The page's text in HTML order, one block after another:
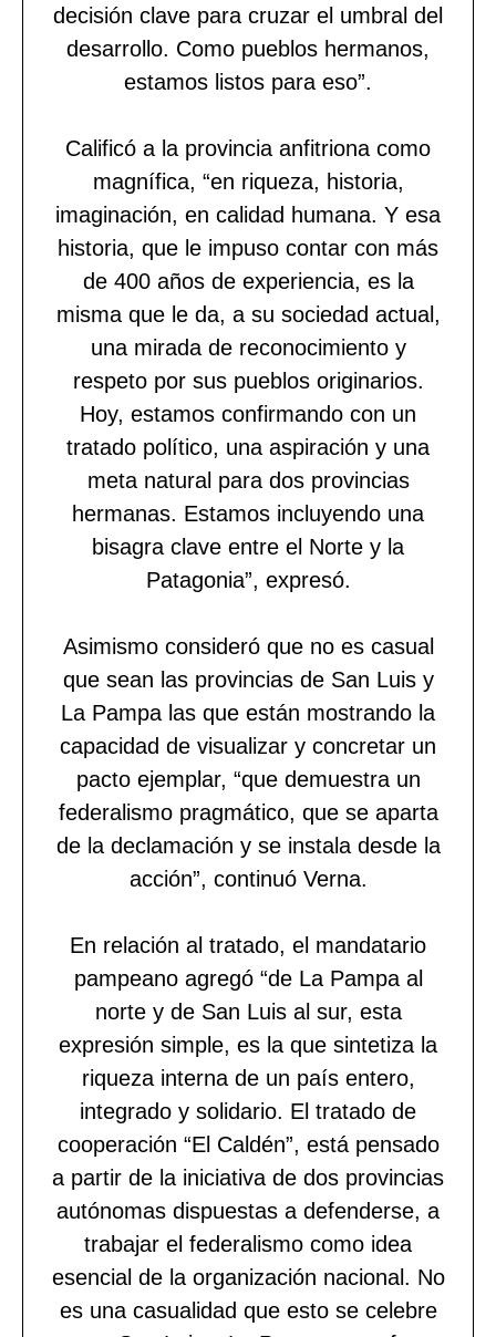
decisión clave para cruzar el umbral del
desarrollo. Como pueblos hermanos,
estamos listos para eso”.
Calificó a la provincia anfitriona como
magnífica, “en riqueza, historia,
imaginación, en calidad humana. Y esa
historia, que le impuso contar con más
de 400 años de experiencia, es la
misma que le da, a su sociedad actual,
una mirada de reconocimiento y
respeto por sus pueblos originarios.
Hoy, estamos confirmando con un
tratado político, una aspiración y una
meta natural para dos provincias
hermanas. Estamos incluyendo una
bisagra clave entre el Norte y la
Patagonia”, expresó.
Asimismo consideró que no es casual
que sean las provincias de San Luis y
La Pampa las que están mostrando la
capacidad de visualizar y concretar un
pacto ejemplar, “que demuestra un
federalismo pragmático, que se aparta
de la declamación y se instala desde la
acción”, continuó Verna.
En relación al tratado, el mandatario
pampeano agregó “de La Pampa al
norte y de San Luis al sur, esta
expresión simple, es la que sintetiza la
riqueza interna de un país entero,
integrado y solidario. El tratado de
cooperación “El Caldén”, está pensado
a partir de la iniciativa de dos provincias
autónomas dispuestas a defenderse, a
trabajar el federalismo como idea
esencial de la organización nacional. No
es una casualidad que esto se celebre